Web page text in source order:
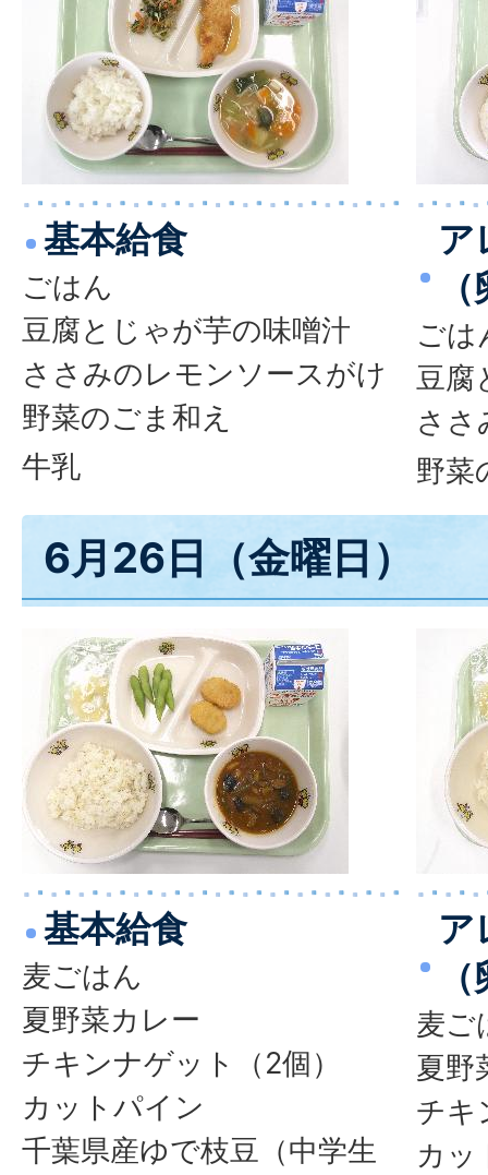
基本給食
ごはん
豆腐とじゃが芋の味噌汁
ささみのレモンソースがけ
野菜のごま和え
牛乳
ア
ごは
豆腐
ささ
野菜
6月26日（金曜日）
基本給食
麦ごはん
夏野菜カレー
チキンナゲット（2個）
カットパイン
千葉県産ゆで枝豆（中学生
ア
麦ご
夏野
チキ
カッ